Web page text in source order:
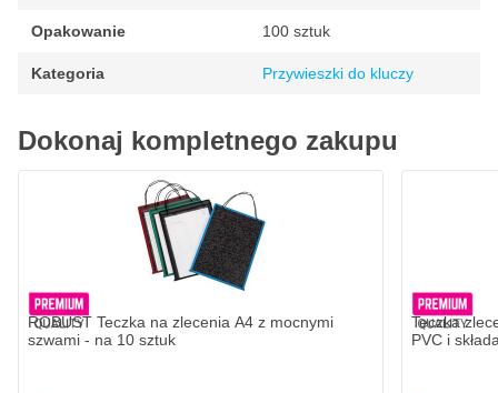
Opakowanie 100 sztuk
Kategoria Przywieszki do kluczy
Dokonaj kompletnego zakupu
ROBUST Teczka na zlecenia A4 z mocnymi szwami - na 10 sztuk
W magazynie
Dodaj do koszyka
ROBUST Teczka na zlecenia A4 z mocnymi
szwami - na 10 sztuk
Teczka
PVC i